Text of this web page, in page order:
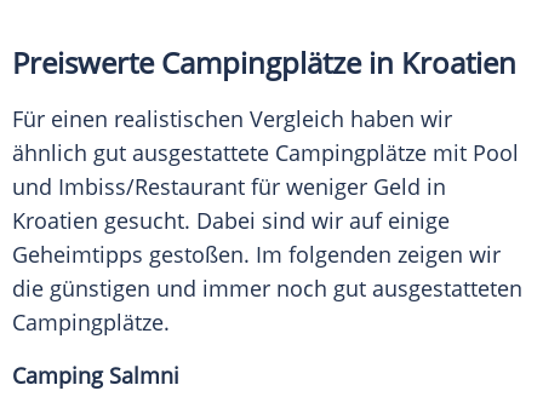
PreiswerteCampingplätzein Kroatien
Für einen realistischen Vergleich haben wir
ähnlich gut ausgestattete Campingplätze mit Pool
und Imbiss/Restaurant für weniger Geld in
Kroatien gesucht. Dabei sind wir auf einige
Geheimtipps gestoßen. Im folgenden zeigen wir
die günstigen und immer noch gut ausgestatteten
Campingplätze.
Camping Salmni